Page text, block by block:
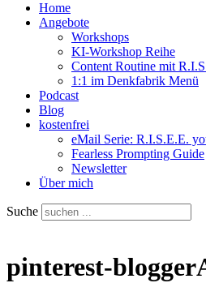
Home
Angebote
Workshops
KI-Workshop Reihe
Content Routine mit
1:1 im Denkfabrik Menü
Podcast
Blog
kostenfrei
eMail Serie: R.I.S.E.E.
Fearless Prompting Guide
Newsletter
Über mich
Suche
pinterest-